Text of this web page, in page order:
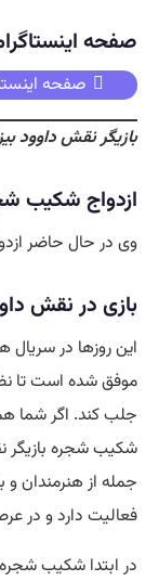
صفحه
صفحه
بازیگر نقش داوود
ازدواج شکیب
وی در حال حاضر
بازی در نقش
این روزها در سریال
موفق شده است تا
جلب کند. اگر شما
شکیب شجره بازیگر
جمله از هنرمندان و
فعالیت دارد و در
در ابتدا شکیب